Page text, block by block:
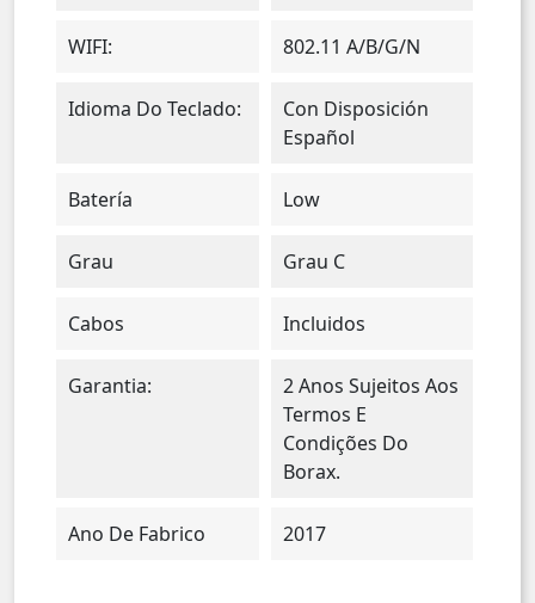
WIFI: 802.11 A/b/g/n
Idioma Do Teclado:
Con Disposición
Español
Batería Low
Grau Grau C
Cabos Incluidos
Garantia:
2 Anos Sujeitos Aos
Termos E
Condições Do
Borax.
Ano De Fabrico 2017